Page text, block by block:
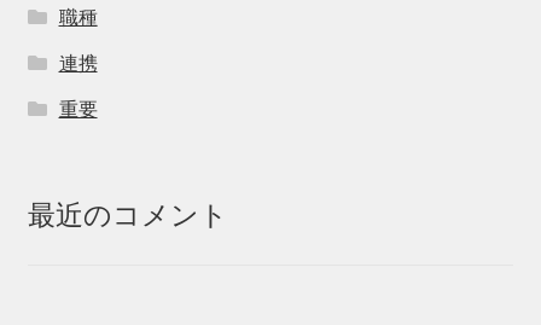
職種
連携
重要
最近のコメント